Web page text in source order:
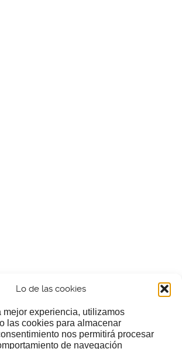
Lo de las cookies
mejor experiencia, utilizamos
las cookies para almacenar
nos permitirá procesar
de navegación
un cafecillo?